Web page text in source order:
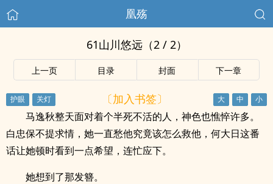
凰殇
61山川悠远（2 / 2）
上一页 目录 封面 下一章
〔加入书签〕
马逸秋整天面对着个半死不活的人，神色也憔悴许多。
白忠保不提求情，她一直愁他究竟该怎么救他，何大日这番
话让她顿时看到一点希望，连忙应下。
她想到了那发簪。